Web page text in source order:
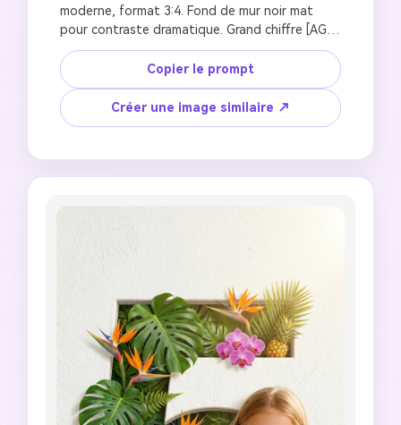
moderne, format 3:4. Fond de mur noir mat
pour contraste dramatique. Grand chiffre [AGE]
sculpté avec profondeur visible et surface
intérieure dorée métallique. À l'intérieur du
chiffre : ballons chrome argenté, or, et or rose
avec reflets de type miroir, confettis
métalliques. Un enfant confiant de [AGE] ans
portant [OUTFIT], pose stylée. Visage s'étend
à l'extérieur du chiffre créant un effet 3D.
de luxe, sans texte, sans artefacts IA.
Copier le prompt
Créer une image similaire ↗